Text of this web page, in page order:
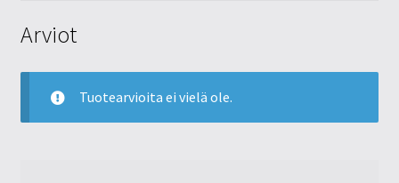
Arviot
Tuotearvioita ei vielä ole.